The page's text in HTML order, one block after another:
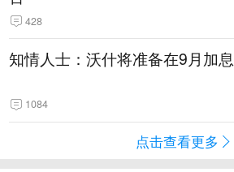
428
知情人士：沃什将准备在9月加息
1084
点击查看更多